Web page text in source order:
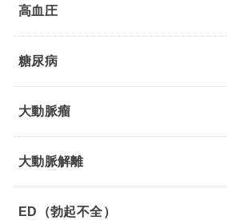
高血圧
糖尿病
大動脈瘤
大動脈解離
ED（勃起不全）